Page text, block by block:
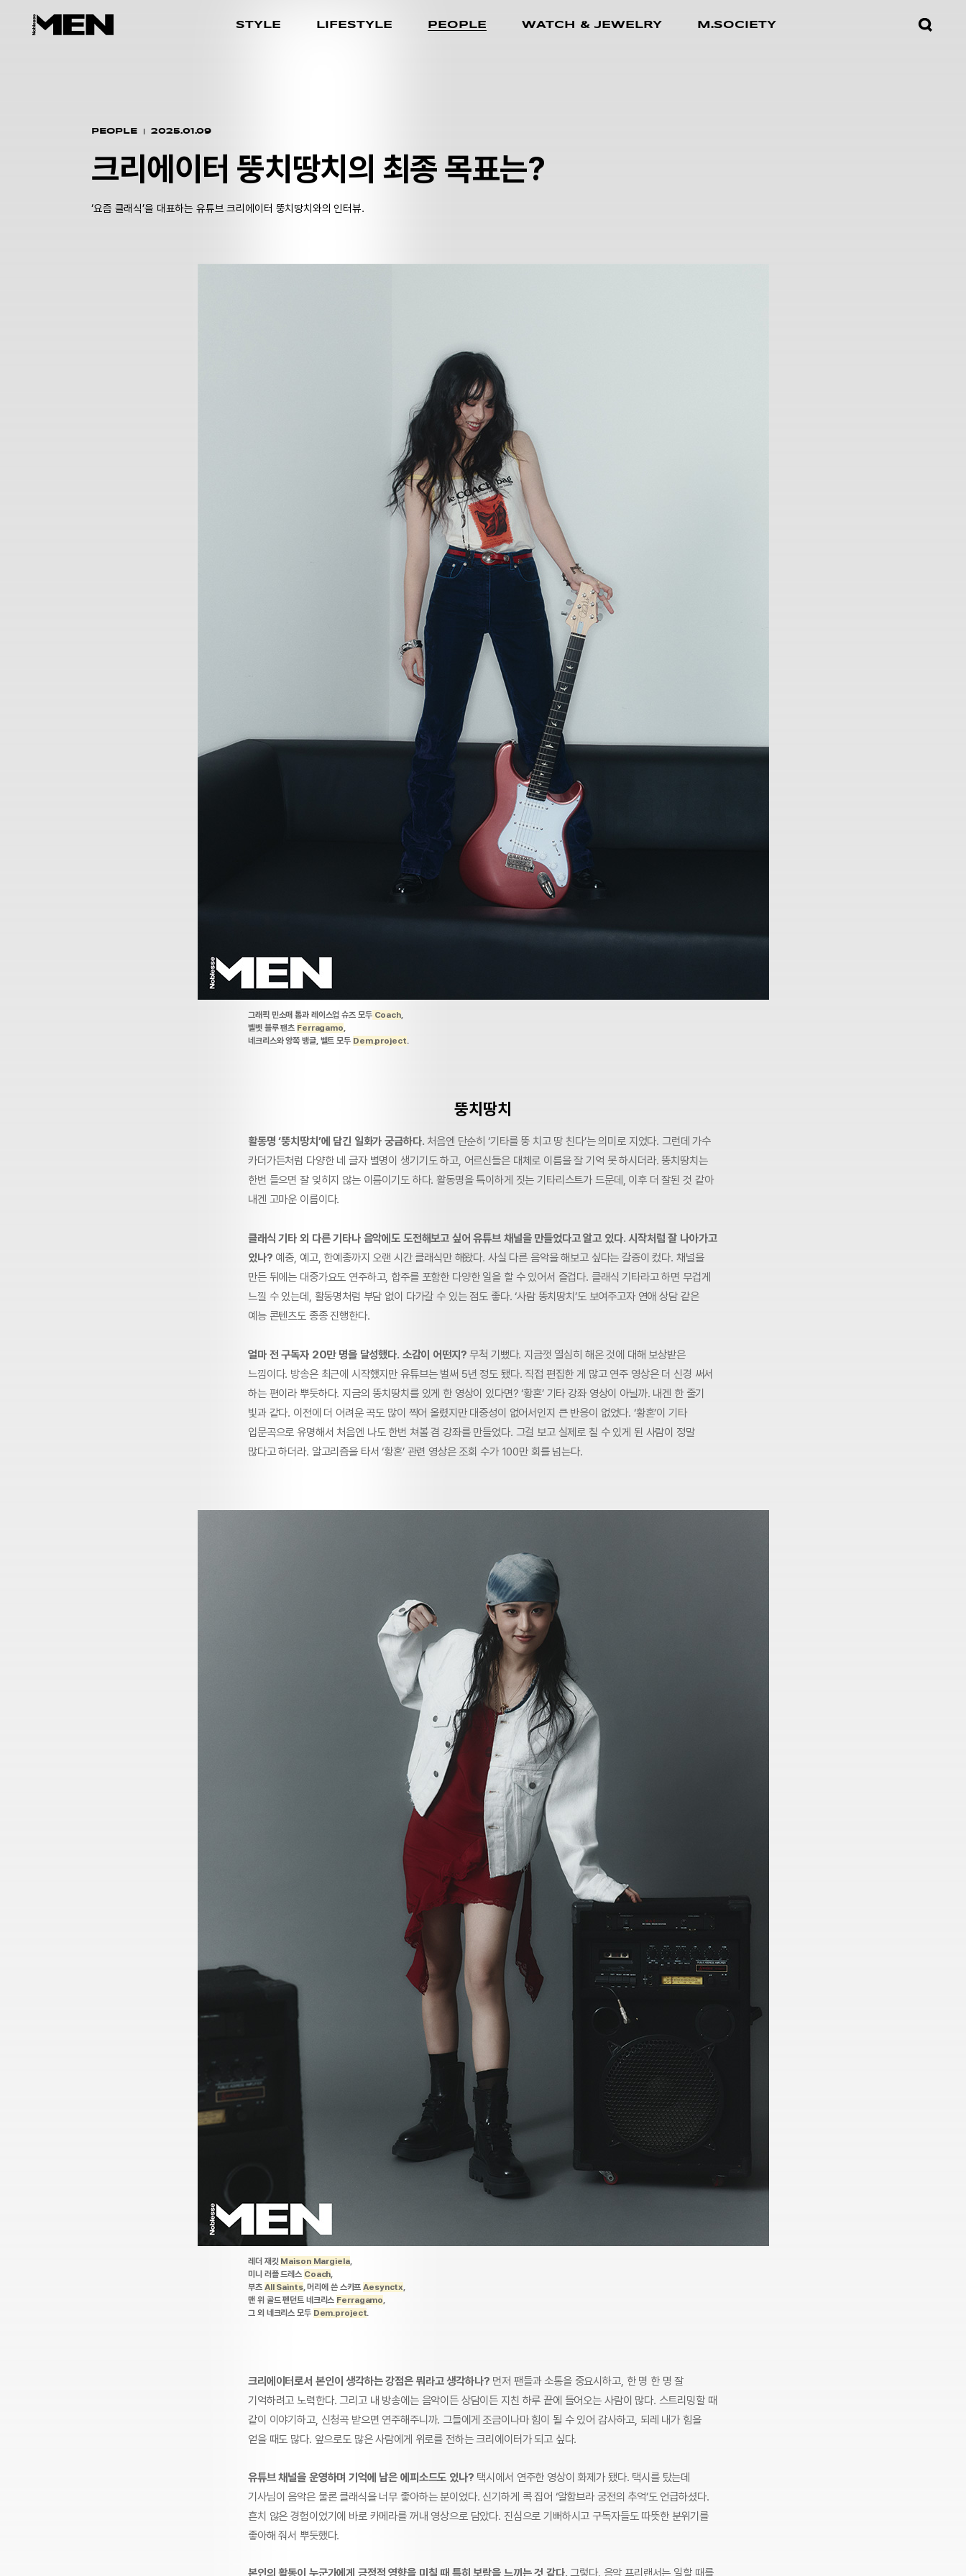
STYLE LIFESTYLE PEOPLE WATCH & JEWELRY M.SOCIETY
PEOPLE 2025.01.09
크리에이터 뚱치땅치의 최종 목표는?
‘요즘 클래식’을 대표하는 유튜브 크리에이터 뚱치땅치와의 인터뷰.
그래픽 민소매 톱과 레이스업 슈즈 모두Coach,
벨벳 블루 팬츠 Ferragamo
네크리스와 양쪽 뱅글, 벨트 모두 Dem.project.
뚱치땅치
활동명 ‘뚱치땅치’에 담긴 일화가 궁금하다. 처음엔 단순히 ‘기타를 뚱 치고 땅 친다’는 의미로 지었다. 그런데 가수
카더가든처럼 다양한 네 글자 별명이 생기기도 하고, 어르신들은 대체로 이름을 잘 기억 못 하시더라. 뚱치땅치는
한번 들으면 잘 잊히지 않는 이름이기도 하다. 활동명을 특이하게 짓는 기타리스트가 드문데, 이후 더 잘된 것 같아
내겐 고마운 이름이다.
클래식 기타 외 다른 기타나 음악에도 도전해보고 싶어 유튜브 채널을 만들었다고 알고 있다.시작처럼 잘 나아가고
있나? 예중, 예고, 한예종까지 오랜 시간 클래식만 해왔다. 사실 다른 음악을 해보고 싶다는 갈증이 컸다. 채널을
만든 뒤에는 대중가요도 연주하고, 합주를 포함한 다양한 일을 할 수 있어서 즐겁다. 클래식 기타라고 하면 무겁게
느낄 수 있는데, 활동명처럼 부담 없이 다가갈 수 있는 점도 좋다. ‘사람 뚱치땅치’도 보여주고자 연애 상담 같은
예능 콘텐츠도 종종 진행한다.
얼마 전 구독자 20만 명을 달성했다. 소감이 어떤지? 무척 기뻤다. 지금껏 열심히 해온 것에 대해 보상받은
느낌이다. 방송은 최근에 시작했지만 유튜브는 벌써 5년 정도 됐다. 직접 편집한 게 많고 연주 영상은 더 신경 써서
하는 편이라 뿌듯하다. 지금의 뚱치땅치를 있게 한 영상이 있다면? ‘황혼’ 기타 강좌 영상이 아닐까. 내겐 한 줄기
빛과 같다. 이전에 더 어려운 곡도 많이 찍어 올렸지만 대중성이 없어서인지 큰 반응이 없었다. ‘황혼’이 기타
입문곡으로 유명해서 처음엔 나도 한번 쳐볼 겸 강좌를 만들었다. 그걸 보고 실제로 칠 수 있게 된 사람이 정말
많다고 하더라. 알고리즘을 타서 ‘황혼’ 관련 영상은 조회 수가 100만 회를 넘는다.
레더 재킷 Maison Margiela,
미니 러플 드레스 Coach
부츠 All Saints, 머리에 쓴 스카프Aesynctx
맨 위 골드 펜던트 네크리스 Ferragamo
그 외 네크리스 모두 Dem.project.
크리에이터로서 본인이 생각하는 강점은 뭐라고 생각하나? 먼저 팬들과 소통을 중요시하고, 한 명 한 명 잘
기억하려고 노력한다. 그리고 내 방송에는 음악이든 상담이든 지친 하루 끝에 들어오는 사람이 많다. 스트리밍할 때
같이 이야기하고, 신청곡 받으면 연주해주니까. 그들에게 조금이나마 힘이 될 수 있어 감사하고, 되레 내가 힘을
얻을 때도 많다. 앞으로도 많은 사람에게 위로를 전하는 크리에이터가 되고 싶다.
유튜브 채널을 운영하며 기억에 남은 에피소드도 있나? 택시에서 연주한 영상이 화제가 됐다. 택시를 탔는데
기사님이 음악은 물론 클래식을 너무 좋아하는 분이었다. 신기하게 콕 집어 ‘알함브라 궁전의 추억’도 언급하셨다.
흔치 않은 경험이었기에 바로 카메라를 꺼내 영상으로 담았다. 진심으로 기뻐하시고 구독자들도 따뜻한 분위기를
좋아해 줘서 뿌듯했다.
본인의 활동이 누군가에게 긍정적 영향을 미칠 때 특히 보람을 느끼는 것 같다. 그렇다. 음악 프리랜서는 일할 때를